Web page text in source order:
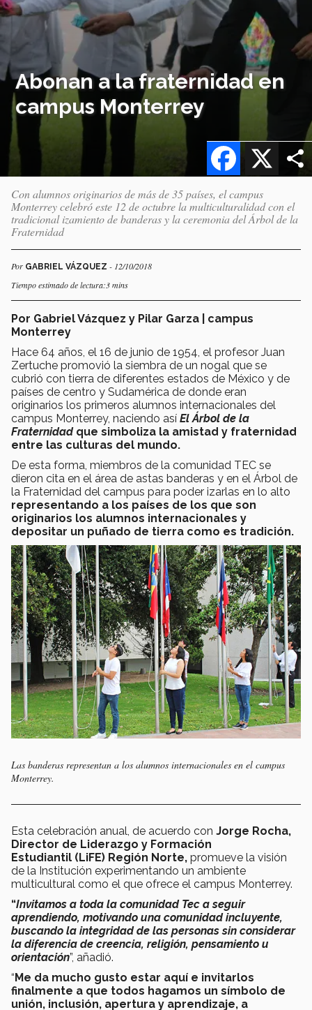
Abonan a la fraternidad en
campus Monterrey
X
Facebook
Con alumnos originarios de más de 35 países, el campus
Monterrey celebró este 12 de octubre la multiculturalidad con el
tradicional izamiento de banderas y la ceremonia del Árbol de la
Fraternidad
Por GABRIEL VÁZQUEZ - 12/10/2018
Tiempo estimado de lectura:3 mins
Por Gabriel Vázquez y Pilar Garza | campus
Monterrey
Hace 64 años, el 16 de junio de 1954, el profesor Juan
Zertuche promovió la siembra de un nogal que se
cubrió con tierra de diferentes estados de México y de
países de centro y Sudamérica de donde eran
originarios los primeros alumnos internacionales del
campus Monterrey, naciendo así El Árbol de la
Fraternidad que simboliza la amistad y fraternidad
entre las culturas del mundo.
De esta forma, miembros de la comunidad TEC se
dieron cita en el área de astas banderas y en el Árbol de
la Fraternidad del campus para poder izarlas en lo alto
representando a los países de los que son
originarios los alumnos internacionales y
depositar un puñado de tierra como es tradición.
Las banderas representan a los alumnos internacionales en el campus
Monterrey.
Esta celebración anual, de acuerdo con Jorge Rocha,
Director de Liderazgo y Formación
Estudiantil (LiFE) Región Norte, promueve la visión
de la Institución experimentando un ambiente
multicultural como el que ofrece el campus Monterrey.
“Invitamos a toda la comunidad Tec a seguir
aprendiendo, motivando una comunidad incluyente,
buscando la integridad de las personas sin considerar
la diferencia de creencia, religión, pensamiento u
orientación”, añadió.
“Me da mucho gusto estar aquí e invitarlos
finalmente a que todos hagamos un símbolo de
unión, inclusión, apertura y aprendizaje, a